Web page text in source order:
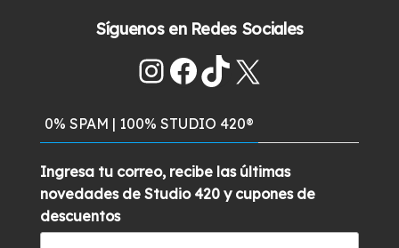
5
original
$329.900.
actual
$289.500.
Síguenos en Redes Sociales
Instagram
Facebook
TikTok
X
0% SPAM | 100% STUDIO 420®
Ingresa tu correo, recibe las últimas
novedades de Studio 420 y cupones de
descuentos